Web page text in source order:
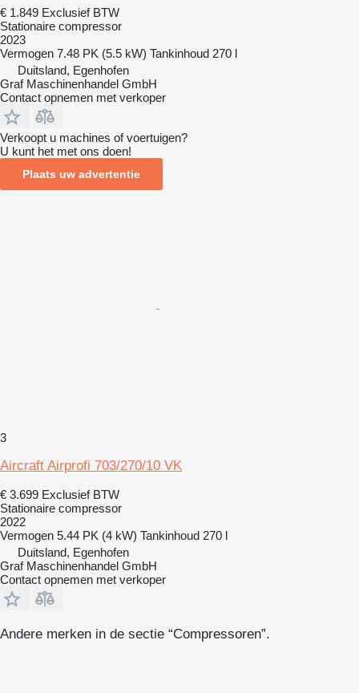
€ 1.849 Exclusief BTW
Stationaire compressor
2023
Vermogen 7.48 PK (5.5 kW) Tankinhoud 270 l
Duitsland, Egenhofen
Graf Maschinenhandel GmbH
Contact opnemen met verkoper
Verkoopt u machines of voertuigen?
U kunt het met ons doen!
Plaats uw advertentie
3
Aircraft Airprofi 703/270/10 VK
€ 3.699 Exclusief BTW
Stationaire compressor
2022
Vermogen 5.44 PK (4 kW) Tankinhoud 270 l
Duitsland, Egenhofen
Graf Maschinenhandel GmbH
Contact opnemen met verkoper
Andere merken in de sectie “Compressoren”.